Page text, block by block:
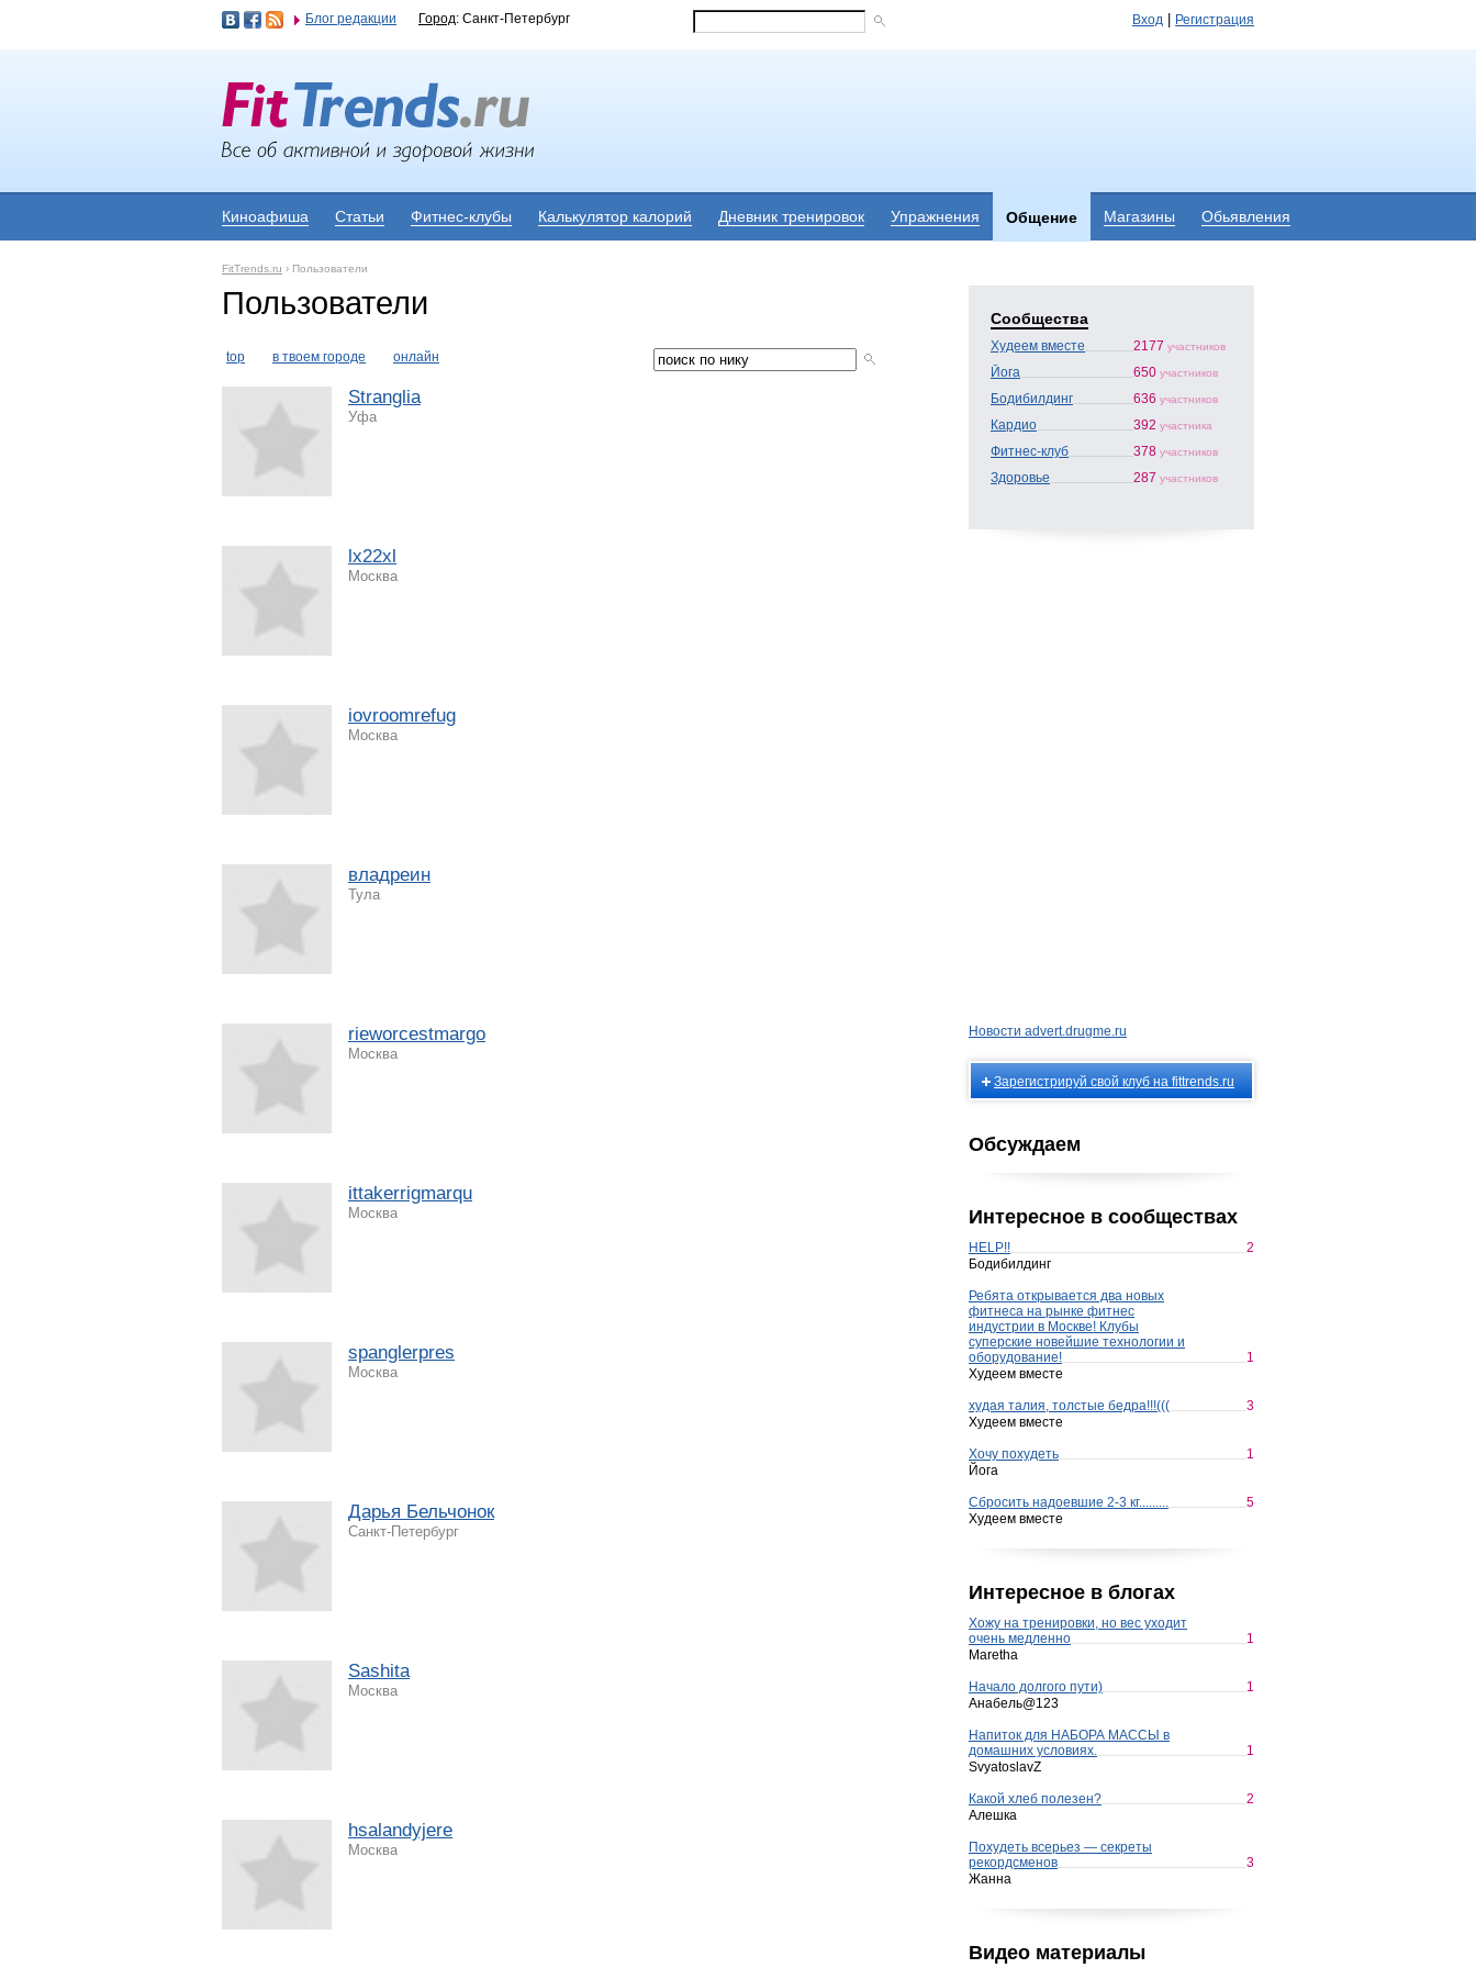
Блог редакции Город: Санкт-Петербург Вход Регистрация
Киноафиша Статьи Фитнес-клубы Калькулятор калорий Дневник тренировок Упражнения Общение Магазины Обьявления
FitTrends.ru › Пользователи
Пользователи
top в твоем городе онлайн
Stranglia
Уфа
lx22xl
Москва
iovroomrefug
Москва
владреин
Тула
rieworcestmargo
Москва
ittakerrigmarqu
Москва
spanglerpres
Москва
Дарья Бельчонок
Санкт-Петербург
Sashita
Москва
hsalandyjere
Москва
Сообщества
Худеем вместе 2177 участников
Йога 650 участников
Бодибилдинг 636 участников
Кардио 392 участника
Фитнес-клуб 378 участников
Здоровье 287 участников
Новости advert.drugme.ru
Зарегистрируй свой клуб на fittrends.ru
Обсуждаем
Интересное в сообществах
HELP!!
2
Бодибилдинг
Ребята открывается два новых
фитнеса на рынке фитнес
индустрии в Москве! Клубы
суперские новейшие технологии и
оборудование!
1
Худеем вместе
худая талия, толстые бедра!!!(((
3
Худеем вместе
Хочу похудеть
1
Йога
Сбросить надоевшие 2-3 кг.........
5
Худеем вместе
Интересное в блогах
Хожу на тренировки, но вес уходит
очень медленно
1
Maretha
Начало долгого пути)
1
Анабель@123
Напиток для НАБОРА МАССЫ в
домашних условиях.
1
SvyatoslavZ
Какой хлеб полезен?
2
Алешка
Похудеть всерьез — секреты
рекордсменов
3
Жанна
Видео материалы